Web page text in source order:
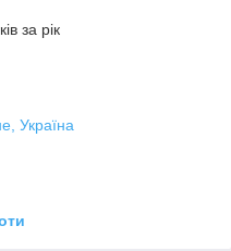
за рік
Україна